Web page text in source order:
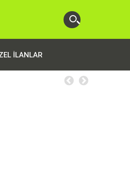
İLANLAR